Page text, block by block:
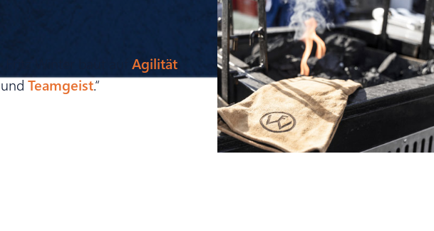
„Fritz Winter baut auf Agilität
undTeamgeist.“